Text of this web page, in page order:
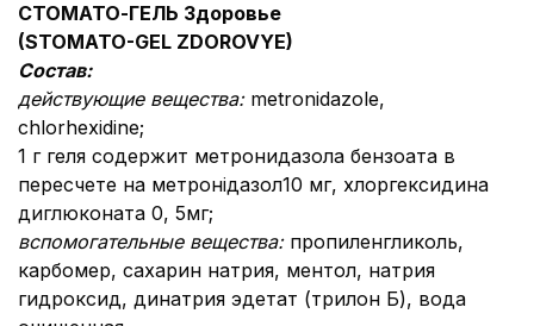
СТОМАТО-ГЕЛЬ Здоровье
(STOMATO-GEL ZDOROVYE)
Состав:
действующие вещества: metronidazole,
сhlorhexidine;
1 г геля содержит метронидазола бензоата в
пересчете на метронідазол10 мг, хлоргексидина
диглюконата 0, 5мг;
вспомогательные вещества: пропиленгликоль,
карбомер, сахарин натрия, ментол, натрия
гидроксид, динатрия эдетат (трилон Б), вода